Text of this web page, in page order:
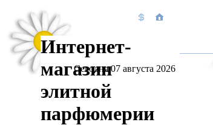
Интернет-
магазин
элитной
парфюмерии
Сегодня 07 августа 2026